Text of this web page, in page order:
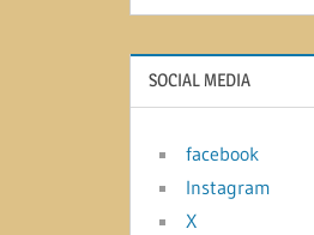
SOCIAL MEDIA
facebook
Instagram
X